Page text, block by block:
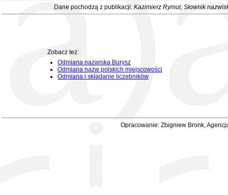
Dane pochodzą z publikacji: Kazimierz Rymut, Słownik
Zobacz też:
Odmiana nazwiska Burysz
Odmiana nazw polskich miejscowości
Odmiana i składanie liczebników
Opracowanie: Zbigniew Bronk,